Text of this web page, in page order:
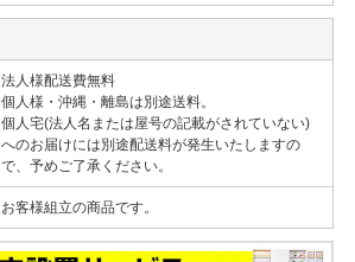
法人様配送費無料
個人様・沖縄・離島は別途送料。
個人宅(法人名または屋号の記載がされていない)
へのお届けには別途配送料が発生いたしますの
で、予めご了承ください。
お客様組立の商品です。